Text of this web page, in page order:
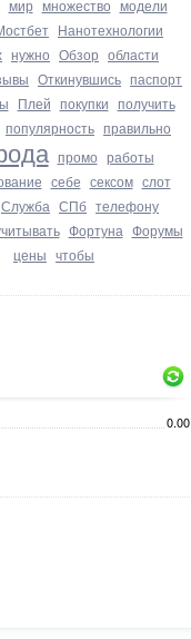
мир множество модели
Нанотехнологии
нужно Обзор области
Откинувшись паспорт
Плей покупки получить
популярность правильно
промо работы
себе сексом слот
Служба СПб телефону
Фортуна Форумы
цены чтобы
0.00